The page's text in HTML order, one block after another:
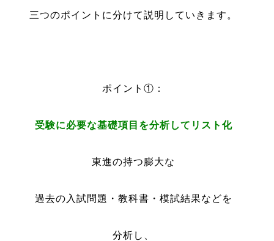
三つのポイントに分けて説明していきます。
ポイント①：
受験に必要な基礎項目を分析してリスト化
東進の持つ膨大な
過去の入試問題・教科書・模試結果などを
分析し、